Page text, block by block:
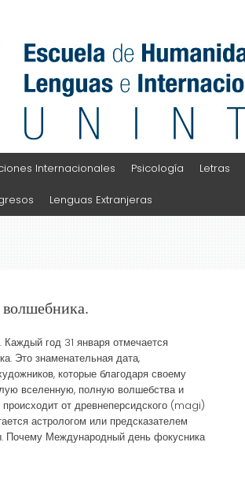
Internacionales Psicología Letras
Lenguas Extranjeras
год 31 января отмечается
Это знаменательная дата,
которые благодаря своему
вселенную, полную волшебства и
от древнеперсидского (magi)
астрологом или предсказателем
Почему Международный день фокусника